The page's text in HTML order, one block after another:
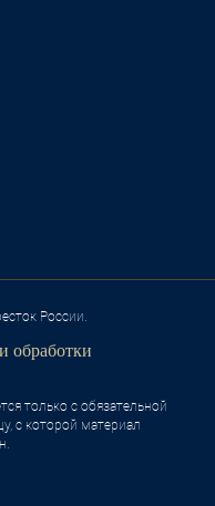
России.
обработки
только с обязательной
с которой материал